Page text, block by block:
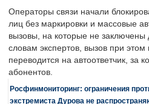
Операторы связи начали
лиц без маркировки и массовые
вызовы, на которые не
словам экспертов, вызов при
переводится на автоответчик, за
абонентов.
Росфинмониторинг: ограничения
экстремиста Дурова не